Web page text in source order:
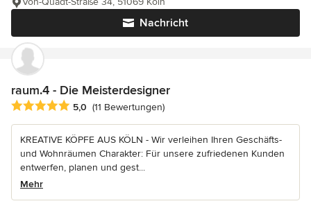
Nachricht
raum.4 - Die Meisterdesigner
Durchschnittliche Bewertung: 5 von 5 Sternen
5,0 (11 Bewertungen)
KREATIVE KÖPFE AUS KÖLN - Wir verleihen Ihren Geschäfts-
und Wohnräumen Charakter: Für unsere zufriedenen Kunden
entwerfen, planen und gest...
Mehr